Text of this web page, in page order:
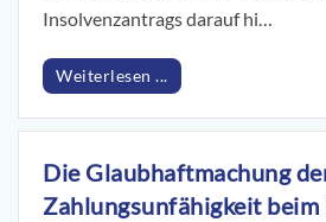
Insolvenzantrags darauf hi…
Weiterlesen ...
Die Glaubhaftmachung
Zahlungsunfähigkeit beim